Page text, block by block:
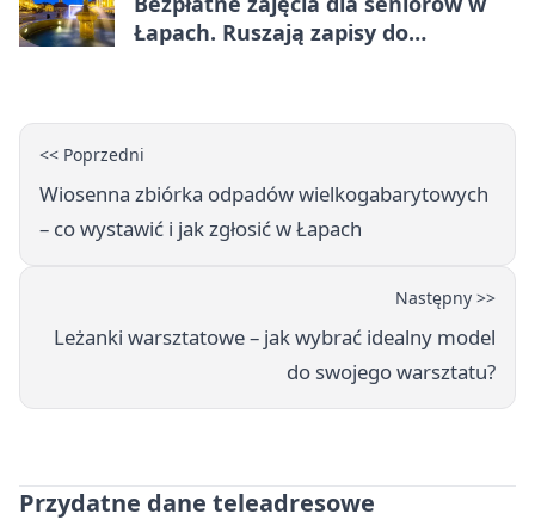
Łapach. Ruszają zapisy do
<< Poprzedni
Wiosenna zbiórka odpadów wielkogabarytowych
– co wystawić i jak zgłosić w Łapach
Następny >>
Leżanki warsztatowe – jak wybrać idealny model
do swojego warsztatu?
Przydatne dane teleadresowe